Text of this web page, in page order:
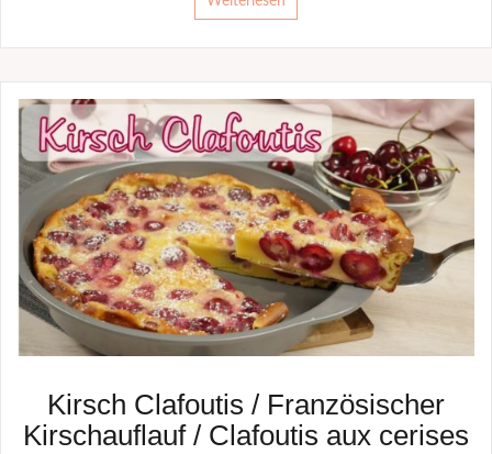
Kirsch Clafoutis / Französischer
Kirschauflauf / Clafoutis aux cerises